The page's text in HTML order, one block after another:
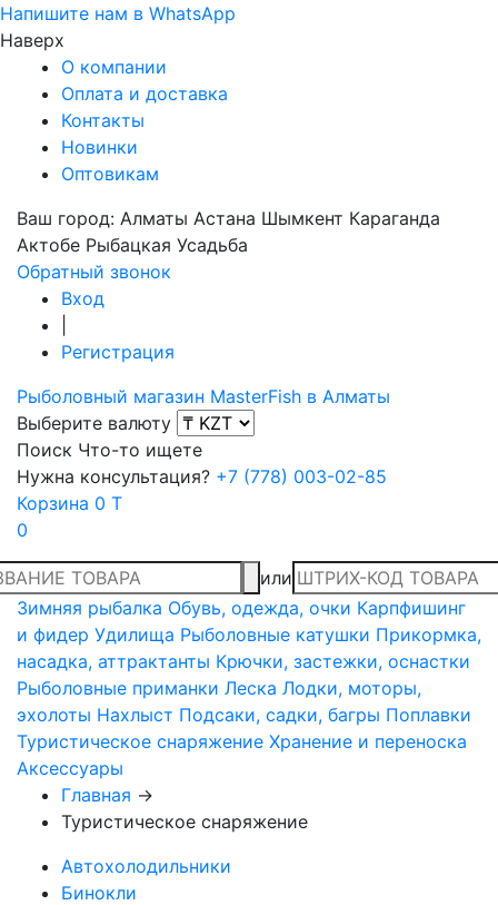
Напишите нам в WhatsApp
Наверх
О компании
Оплата и доставка
Контакты
Новинки
Оптовикам
Ваш город: Алматы Астана Шымкент Караганда
Актобе Рыбацкая Усадьба
Обратный звонок
Вход
Регистрация
Рыболовный магазин MasterFish в Алматы
Выберите валюту
Поиск Что-то ищете
Нужна консультация? +7 (778) 003-02-85
Корзина 0 T
0
или
Зимняя рыбалка Обувь, одежда, очки Карпфишинг
и фидер Удилища Рыболовные катушки Прикормка,
насадка, аттрактанты Крючки, застежки, оснастки
Рыболовные приманки Леска Лодки, моторы,
эхолоты Нахлыст Подсаки, садки, багры Поплавки
Туристическое снаряжение Хранение и переноска
Аксессуары
Главная →
Туристическое снаряжение
Автохолодильники
Бинокли